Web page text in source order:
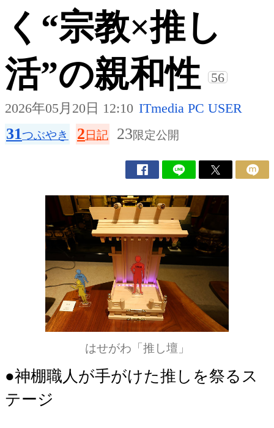
く“宗教×推し
活”の親和性
56
2026年05月20日 12:10 ITmedia PC USER
31つぶやき 2日記 23限定公開
はせがわ「推し壇」
●神棚職人が手がけた推しを祭るス
テージ